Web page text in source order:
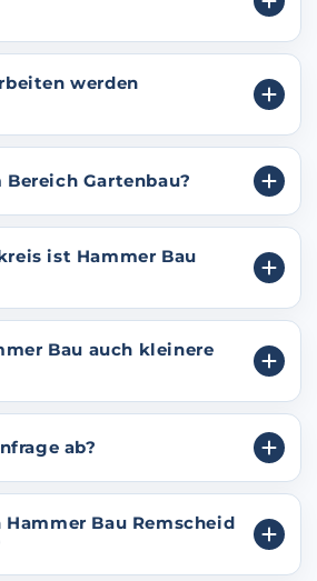
werden
Gartenbau?
ist Hammer Bau
Bau auch kleinere
ab?
Bau Remscheid